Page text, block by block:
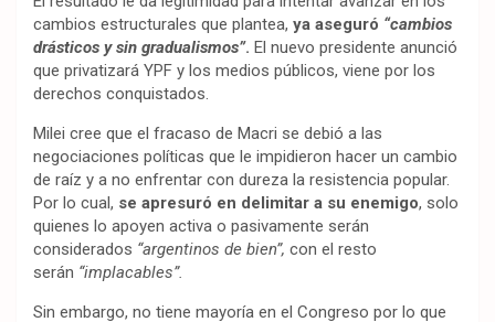
cambios estructurales que plantea, ya aseguró “cambios
drásticos y sin gradualismos”. El nuevo presidente anunció
que privatizará YPF y los medios públicos, viene por los
derechos conquistados.
Milei cree que el fracaso de Macri se debió a las
negociaciones políticas que le impidieron hacer un cambio
de raíz y a no enfrentar con dureza la resistencia popular.
Por lo cual, se apresuró en delimitar a su enemigo, solo
quienes lo apoyen activa o pasivamente serán
considerados “argentinos de bien”, con el resto
serán “implacables”.
Sin embargo, no tiene mayoría en el Congreso por lo que